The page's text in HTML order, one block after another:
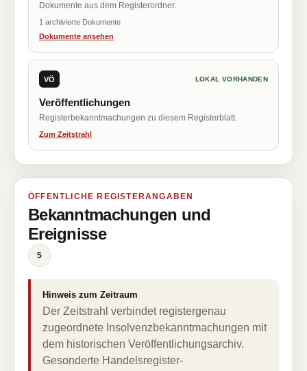
Dokumente aus dem Registerordner.
1 archivierte Dokumente
Dokumente ansehen
VÖ LOKAL VORHANDEN
Veröffentlichungen
Registerbekanntmachungen zu diesem Registerblatt.
Zum Zeitstrahl
ÖFFENTLICHE REGISTERANGABEN
Bekanntmachungen und
Ereignisse
5
Hinweis zum Zeitraum
Der Zeitstrahl verbindet registergenau
zugeordnete Insolvenzbekanntmachungen mit
dem historischen Veröffentlichungsarchiv.
Gesonderte Handelsregister-